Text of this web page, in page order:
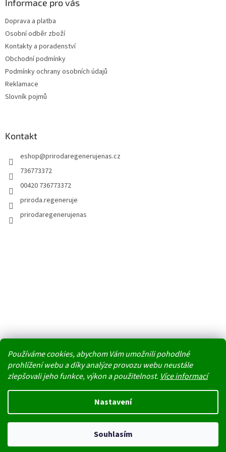
Používáme cookies, abychom Vám umožnili pohodlné
prohlížení webu a díky analýze provozu webu neustále
zlepšovali jeho funkce, výkon a použitelnost. Více informací
Nastavení
Souhlasím
Nedoporučujeme v těchto tropických dnech jako dopravu doručovací
boxy. Uvnitř boxu na přímém slunci stoupají teploty k maximu a
Informace pro vás
Doprava a platba
Osobní odběr zboží
Kontakty a poradenství
Obchodní podmínky
Podmínky ochrany osobních údajů
Reklamace
Slovník pojmů
Kontakt
eshop@prirodaregenerujenas.cz
736773372
00420 736773372
priroda.regeneruje
prirodaregenerujenas
Copyright 2026PŘÍRODA REGENERUJE NÁS. Všechna práva
vyhrazena.